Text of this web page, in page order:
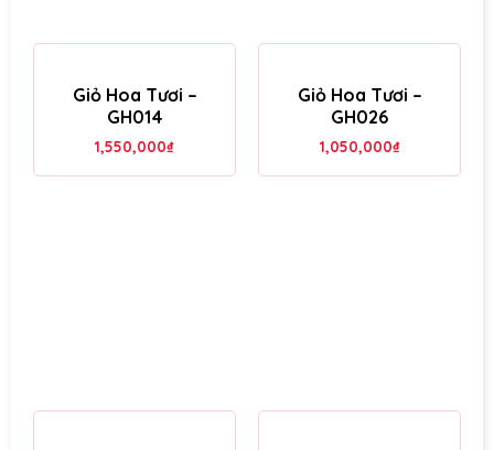
Giỏ Hoa Tươi –
GH014
1,550,000₫
Giỏ Hoa Tươi –
GH026
1,050,000₫